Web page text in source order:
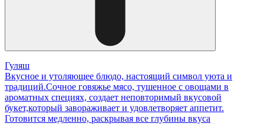
Гуляш
Вкусное и утоляющее блюдо, настоящий символ уюта и
традиций.Сочное говяжье мясо, тушенное с овощами в
ароматных специях, создает неповторимый вкусовой
букет,который завораживает и удовлетворяет аппетит.
Готовится медленно, раскрывая все глубины вкуса